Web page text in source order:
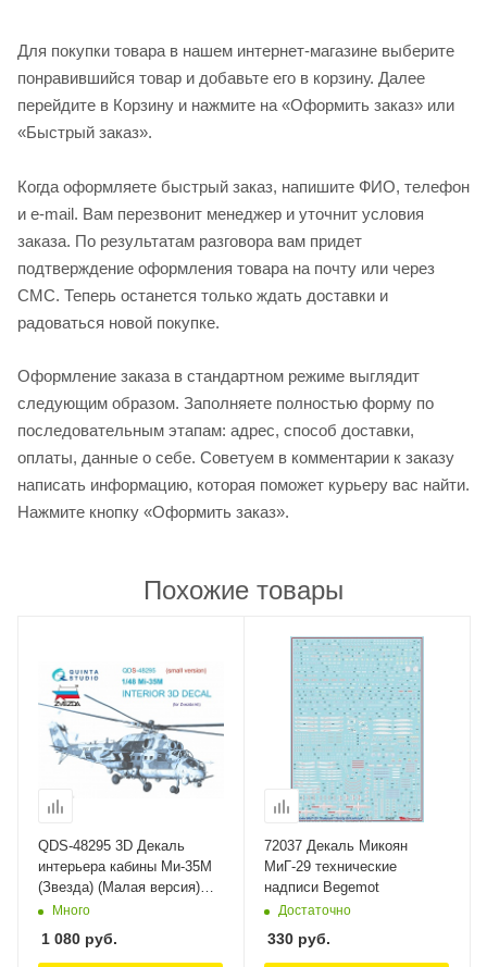
Для покупки товара в нашем интернет-магазине выберите
понравившийся товар и добавьте его в корзину. Далее
перейдите в Корзину и нажмите на «Оформить заказ» или
«Быстрый заказ».
Когда оформляете быстрый заказ, напишите ФИО, телефон
и e-mail. Вам перезвонит менеджер и уточнит условия
заказа. По результатам разговора вам придет
подтверждение оформления товара на почту или через
СМС. Теперь останется только ждать доставки и
радоваться новой покупке.
Оформление заказа в стандартном режиме выглядит
следующим образом. Заполняете полностью форму по
последовательным этапам: адрес, способ доставки,
оплаты, данные о себе. Советуем в комментарии к заказу
написать информацию, которая поможет курьеру вас найти.
Нажмите кнопку «Оформить заказ».
Похожие товары
QDS-48295 3D Декаль
интерьера кабины Ми-35М
(Звезда) (Малая версия)
Quinta Studio
Много
1 080 руб.
72037 Декаль Микоян
МиГ-29 технические
надписи Begemot
Достаточно
330 руб.